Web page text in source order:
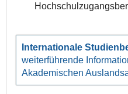
Internationale
weiter­führende
Akademischen